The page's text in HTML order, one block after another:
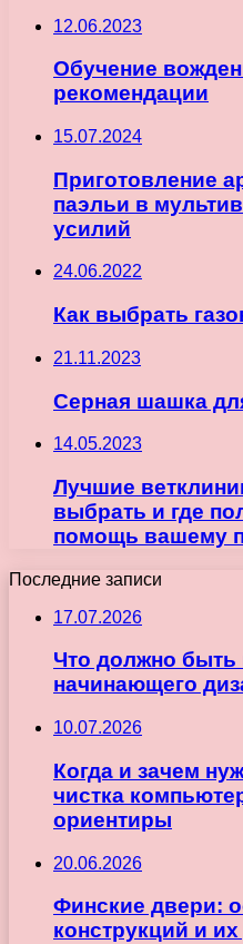
12.06.2023
Обучение
рекомендации
15.07.2024
Приготовление
паэльи в
усилий
24.06.2022
Как выбрать
21.11.2023
Серная шашка
14.05.2023
Лучшие
выбрать и где
помощь вашему
Последние записи
17.07.2026
Что должно
начинающего
10.07.2026
Когда и зачем
чистка
ориентиры
20.06.2026
Финские двери:
конструкций и